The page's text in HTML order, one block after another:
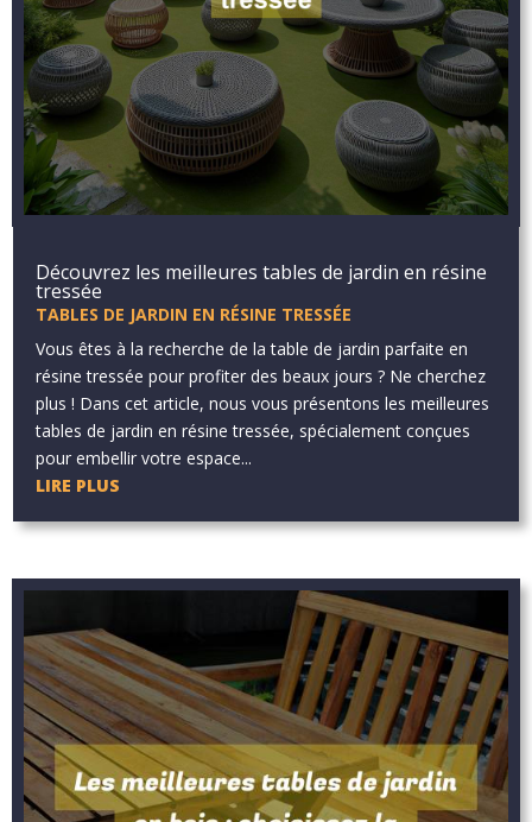
Découvrez les meilleures tables de jardin en résine
tressée
TABLES DE JARDIN EN RÉSINE TRESSÉE
Vous êtes à la recherche de la table de jardin parfaite en
résine tressée pour profiter des beaux jours ? Ne cherchez
plus ! Dans cet article, nous vous présentons les meilleures
tables de jardin en résine tressée, spécialement conçues
pour embellir votre espace...
LIRE PLUS